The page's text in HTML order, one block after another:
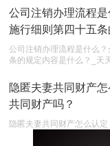
公司注销办理流程
施行细则第四十五
选
公司注销办理流程是什么
条的规定内容是什么？_天
隐匿夫妻共同财产
共同财产吗？
隐匿夫妻共同财产怎么认